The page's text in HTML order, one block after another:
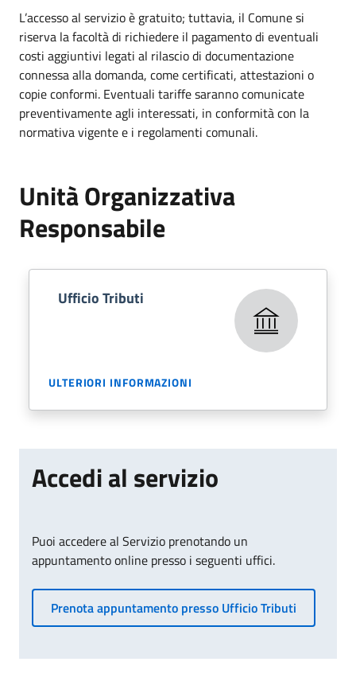
L’accesso al servizio è gratuito; tuttavia, il Comune si
riserva la facoltà di richiedere il pagamento di eventuali
costi aggiuntivi legati al rilascio di documentazione
connessa alla domanda, come certificati, attestazioni o
copie conformi. Eventuali tariffe saranno comunicate
preventivamente agli interessati, in conformità con la
normativa vigente e i regolamenti comunali.
Unità Organizzativa
Responsabile
Ufficio Tributi
ULTERIORI INFORMAZIONI
Accedi al servizio
Puoi accedere al Servizio prenotando un
appuntamento online presso i seguenti uffici.
Prenota appuntamento presso Ufficio Tributi